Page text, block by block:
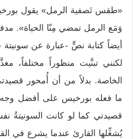
«طقس تَصفية الرمل» يقول
وَمَع الرمل تمضي مِنّا الحياة».
أيضاً كتابة نصٍّ -عبارة عن
لكنني تبنَّيت منظوراً مختلفاً،
الخاصة. بدلاً من أن أُمحور
ما فعله بورخيس على أفضل وجه،
قصيدتي كما لو كانت السونيتةُ
يُشغِّلها القارئ عندما يشرع في